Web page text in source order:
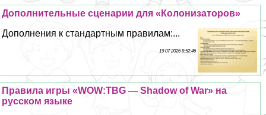
Дополнительные сценарии для «Колонизаторов»
Дополнения к стандартным правилам:...
19 07 2026 8:52:46
Правила игры «WOW:TBG — Shadow of War» на
русском языке